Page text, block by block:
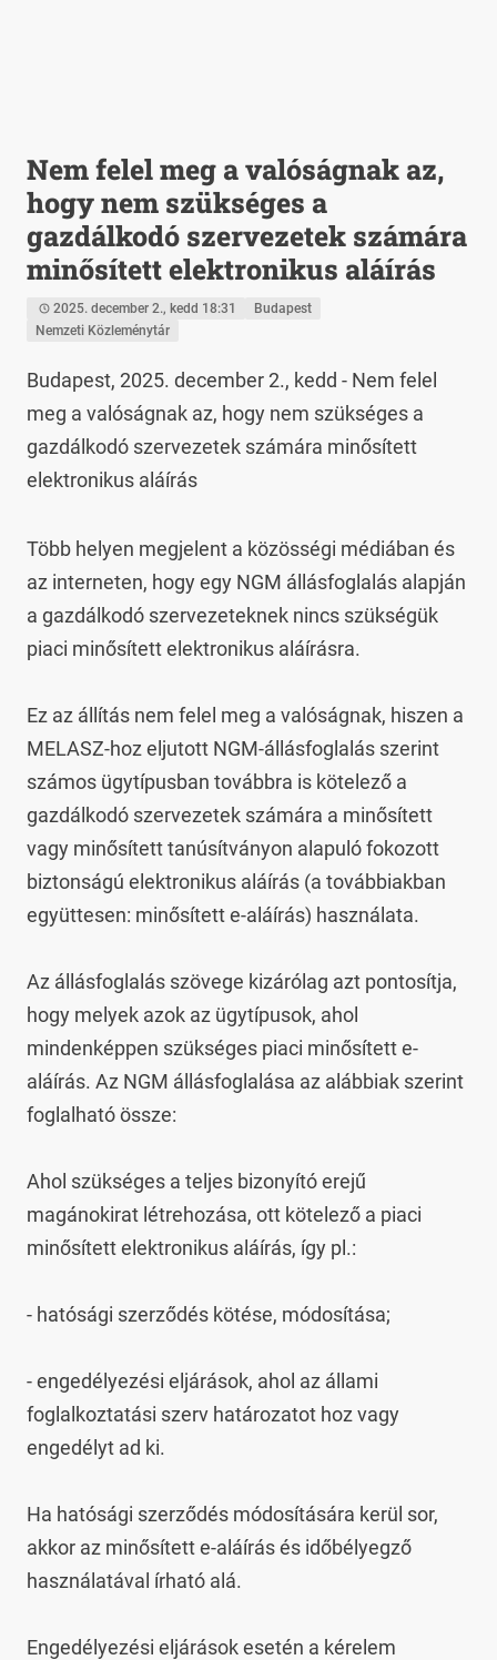
Nem felel meg a valóságnak az,
hogy nem szükséges a
gazdálkodó szervezetek számára
minősített elektronikus aláírás
2025. december 2., kedd 18:31
Budapest
Nemzeti Közleménytár
Budapest, 2025. december 2., kedd - Nem felel
meg a valóságnak az, hogy nem szükséges a
gazdálkodó szervezetek számára minősített
elektronikus aláírás
Több helyen megjelent a közösségi médiában és
az interneten, hogy egy NGM állásfoglalás alapján
a gazdálkodó szervezeteknek nincs szükségük
piaci minősített elektronikus aláírásra.
Ez az állítás nem felel meg a valóságnak, hiszen a
MELASZ-hoz eljutott NGM-állásfoglalás szerint
számos ügytípusban továbbra is kötelező a
gazdálkodó szervezetek számára a minősített
vagy minősített tanúsítványon alapuló fokozott
biztonságú elektronikus aláírás (a továbbiakban
együttesen: minősített e-aláírás) használata.
Az állásfoglalás szövege kizárólag azt pontosítja,
hogy melyek azok az ügytípusok, ahol
mindenképpen szükséges piaci minősített e-
aláírás. Az NGM állásfoglalása az alábbiak szerint
foglalható össze:
Ahol szükséges a teljes bizonyító erejű
magánokirat létrehozása, ott kötelező a piaci
minősített elektronikus aláírás, így pl.:
- hatósági szerződés kötése, módosítása;
- engedélyezési eljárások, ahol az állami
foglalkoztatási szerv határozatot hoz vagy
engedélyt ad ki.
Ha hatósági szerződés módosítására kerül sor,
akkor az minősített e-aláírás és időbélyegző
használatával írható alá.
Engedélyezési eljárások esetén a kérelem